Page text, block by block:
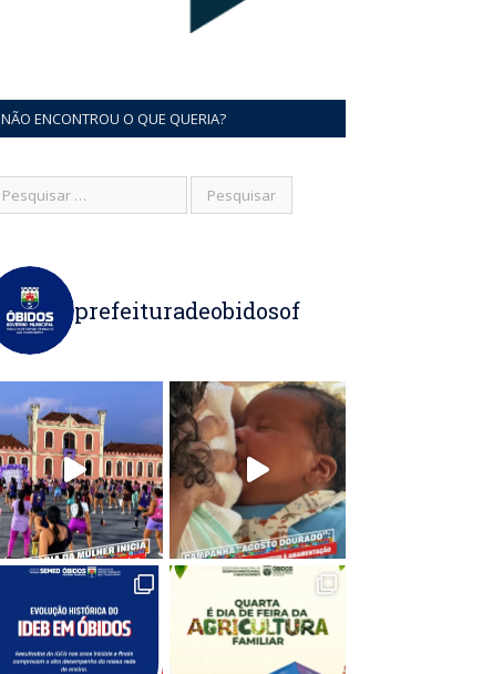
NÃO ENCONTROU O QUE QUERIA?
prefeituradeobidosof